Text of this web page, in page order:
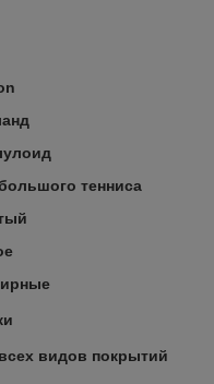
тенниса
видов покрытий